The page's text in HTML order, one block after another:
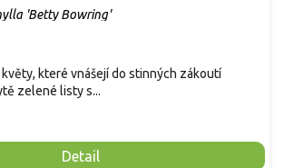
'Betty Bowring'
Detail
které vnášejí do stinných zákoutí
zelené listy s...